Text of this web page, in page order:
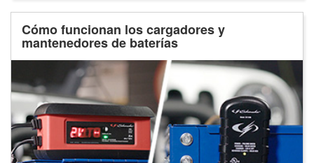
Cómo funcionan los cargadores y
mantenedores de baterías